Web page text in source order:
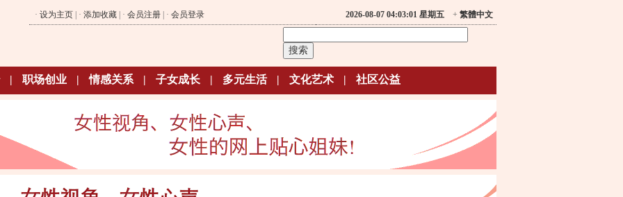
· 设为主页 | · 添加收藏 | · 会员注册 | · 会员登录 2026-08-07 04:03:01 星期五 + 繁體中文
| 职场创业 | 情感关系 | 子女成长 | 多元生活 | 文化艺术 | 社区公益